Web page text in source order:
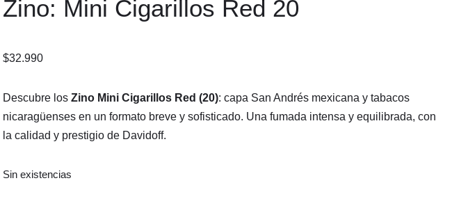
Zino: Mini Cigarillos Red 20
$32.990
Descubre losZino Mini Cigarillos Red (20): capa San Andrés mexicana y tabacos
nicaragüenses en un formato breve y sofisticado. Una fumada intensa y equilibrada, con
la calidad y prestigio de Davidoff.
Sin existencias